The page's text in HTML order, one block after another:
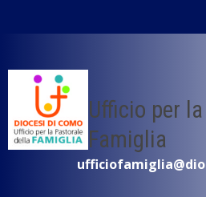
Ufficio per
Famiglia